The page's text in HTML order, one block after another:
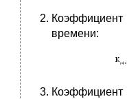
Коэффициент
времени:
Коэффициент